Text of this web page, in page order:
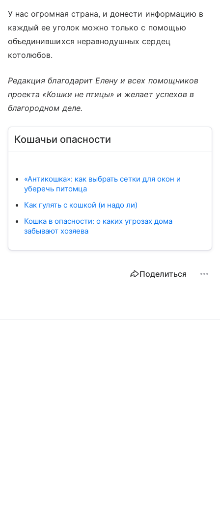
У нас огромная страна, и донести информацию в
каждый ее уголок можно только с помощью
объединившихся неравнодушных сердец
котолюбов.
Редакция благодарит Елену и всех помощников
проекта «Кошки не птицы» и желает успехов в
благородном деле.
Кошачьи опасности
«Антикошка»: как выбрать сетки для окон и
уберечь питомца
Как гулять с кошкой (и надо ли)
Кошка в опасности: о каких угрозах дома
забывают хозяева
Поделиться